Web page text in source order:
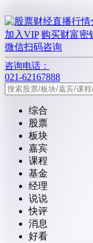
加入VIP 购买财富密
微信扫码咨询
咨询电话：
021-62167888
综合
股票
板块
嘉宾
课程
基金
经理
说说
快评
消息
好看